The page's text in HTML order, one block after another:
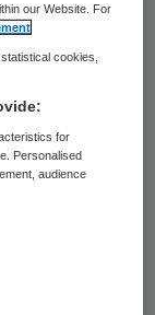
überhaupt
niet
en
heeft
al groot
dan de
our Website. For
cookies,
for
Personalised
audience